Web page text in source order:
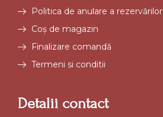
Politica de anulare a rezervărilor
Coș de magazin
Finalizare comandă
Termeni si conditii
Detalii contact